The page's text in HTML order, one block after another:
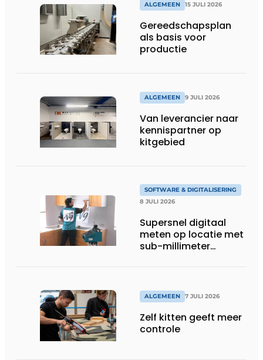
ALGEMEEN 15 JULI 2026
Gereedschapsplan
als basis voor
productie
ALGEMEEN 9 JULI 2026
Van leverancier naar
kennispartner op
kitgebied
SOFTWARE & DIGITALISERING
8 JULI 2026
Supersnel digitaal
meten op locatie met
sub-millimeter
ALGEMEEN 7 JULI 2026
Zelf kitten geeft meer
controle